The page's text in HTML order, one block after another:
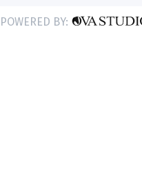
POWERED BY: